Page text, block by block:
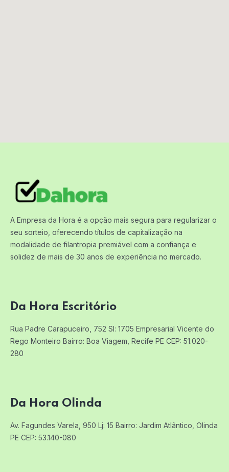
A Empresa da Hora é a opção mais segura para regularizar o
seu sorteio, oferecendo títulos de capitalização na
modalidade de filantropia premiável com a confiança e
solidez de mais de 30 anos de experiência no mercado.
Da Hora Escritório
Rua Padre Carapuceiro, 752 Sl: 1705 Empresarial Vicente do
Rego Monteiro Bairro: Boa Viagem, Recife PE CEP: 51.020-
280
Da Hora Olinda
Av. Fagundes Varela, 950 Lj: 15 Bairro: Jardim Atlântico, Olinda
PE CEP: 53.140-080